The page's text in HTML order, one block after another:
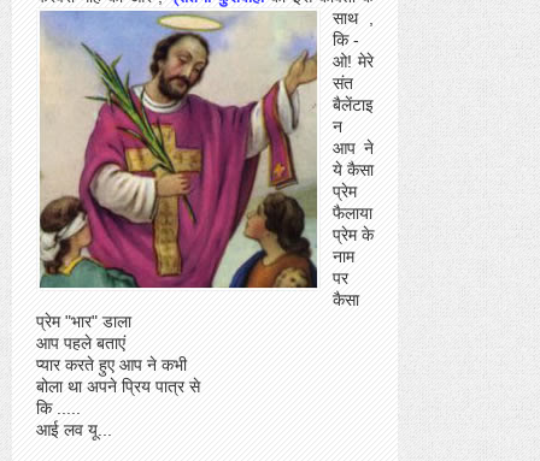
साथ
कि -
ओ! मेरे
संत
बैलेंटाइ
न
आप ने
ये कैसा
प्रेम
फैलाया
प्रेम के
नाम
पर
कैसा
प्रेम "भार" डाला
आप पहले बताएं
प्यार करते हुए आप ने कभी
बोला था अपने प्रिय पात्र से
कि .....
आई लव यू...